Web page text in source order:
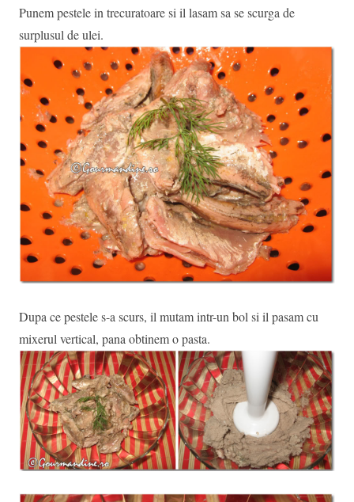
Punem pestele in trecuratoare si il lasam sa se scurga de
surplusul de ulei.
Dupa ce pestele s-a scurs, il mutam intr-un bol si il pasam cu
mixerul vertical, pana obtinem o pasta.